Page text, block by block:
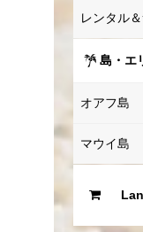
レンタル
島・エ
オアフ島
マウイ島